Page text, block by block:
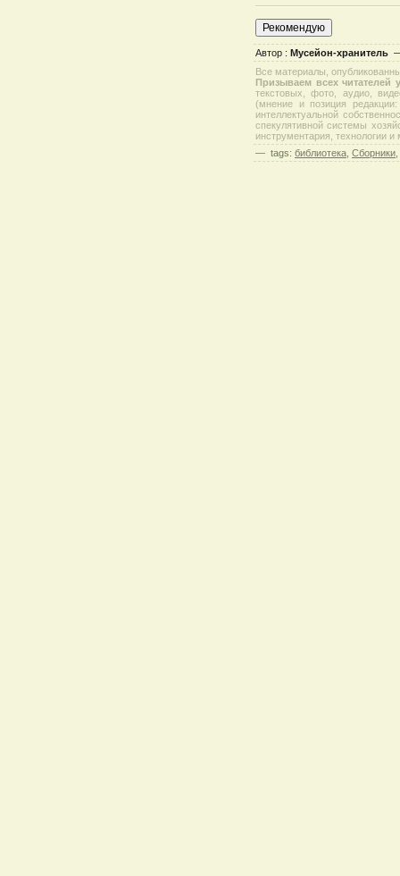
Автор : Мусейон-хранитель
Все материалы,
Призываем всех читателей
текстовых, фото, аудио,
(мнение и позиция
интеллектуальной
спекулятивной системы
инструментария, технологии
— tags: библиотека Сборники